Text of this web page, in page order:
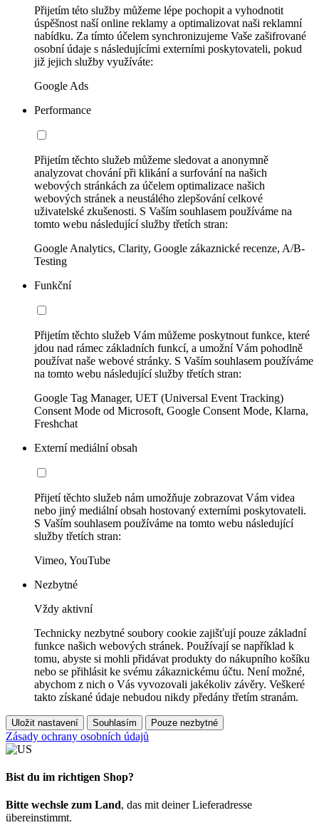
Přijetím této služby můžeme lépe pochopit a vyhodnotit
úspěšnost naší online reklamy a optimalizovat naši reklamní
nabídku. Za tímto účelem synchronizujeme Vaše zašifrované
osobní údaje s následujícími externími poskytovateli, pokud
již jejich služby využíváte:
Google Ads
Performance
Přijetím těchto služeb můžeme sledovat a anonymně
analyzovat chování při klikání a surfování na našich
webových stránkách za účelem optimalizace našich
webových stránek a neustálého zlepšování celkové
uživatelské zkušenosti. S Vaším souhlasem používáme na
tomto webu následující služby třetích stran:
Google Analytics, Clarity, Google zákaznické recenze, A/B-
Testing
Funkční
Přijetím těchto služeb Vám můžeme poskytnout funkce, které
jdou nad rámec základních funkcí, a umožní Vám pohodlně
používat naše webové stránky. S Vaším souhlasem používáme
na tomto webu následující služby třetích stran:
Google Tag Manager, UET (Universal Event Tracking)
Consent Mode od Microsoft, Google Consent Mode, Klarna,
Freshchat
Externí mediální obsah
Přijetí těchto služeb nám umožňuje zobrazovat Vám videa
nebo jiný mediální obsah hostovaný externími poskytovateli.
S Vaším souhlasem používáme na tomto webu následující
služby třetích stran:
Vimeo, YouTube
Nezbytné
Vždy aktivní
Technicky nezbytné soubory cookie zajišťují pouze základní
funkce našich webových stránek. Používají se například k
tomu, abyste si mohli přidávat produkty do nákupního košíku
nebo se přihlásit ke svému zákaznickému účtu. Není možné,
abychom z nich o Vás vyvozovali jakékoliv závěry. Veškeré
takto získané údaje nebudou nikdy předány třetím stranám.
Uložit nastavení Souhlasím Pouze nezbytné
Zásady ochrany osobních údajů
Bist du im richtigen Shop?
Bitte wechsle zum Land, das mit deiner Lieferadresse
übereinstimmt.